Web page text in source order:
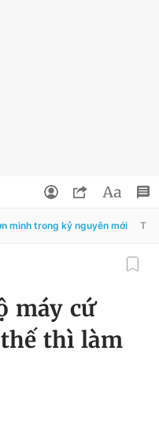
mình trong kỷ nguyên mới
máy cứ
thì làm